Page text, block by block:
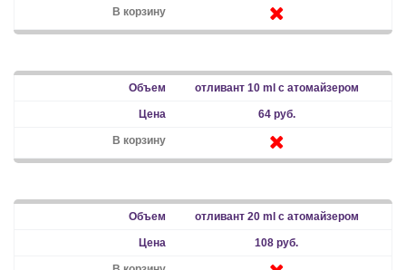
отливант 10 ml с атомайзером
64 руб.
отливант 20 ml с атомайзером
108 руб.